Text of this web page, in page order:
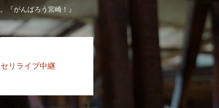
『がんばろう宮崎！』
セリライブ中継